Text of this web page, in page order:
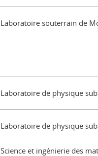
Laboratoire souterrain de
Laboratoire de physique
Laboratoire de physique
Science et ingénierie des